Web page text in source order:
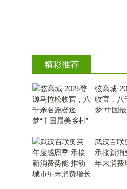
荣膺2025食品营养健康创新
力大奖
精彩推荐
弦高城
收官，八
梦“中国
武汉百联
承接新消
年末消费